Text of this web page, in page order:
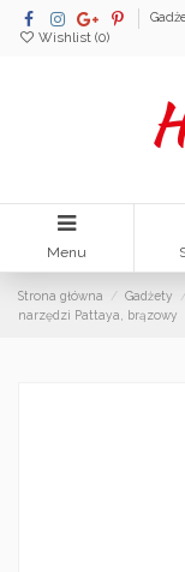
Wishlist (0)
Menu
Strona główna Gadżety
narzędzi Pattaya, brązowy